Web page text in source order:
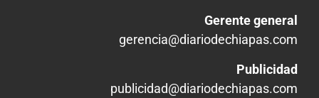
Gerente general
gerencia@diariodechiapas.com
Publicidad
publicidad@diariodechiapas.com